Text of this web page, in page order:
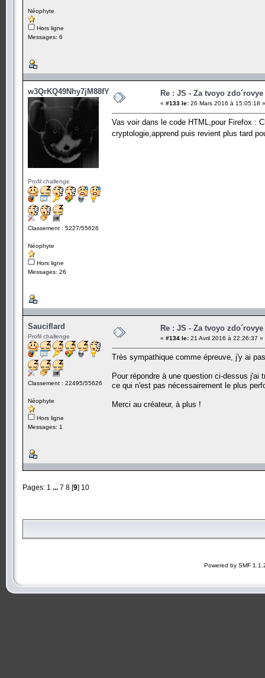
Néophyte
Hors ligne
Messages: 6
w3QrKQ49Nhy7jM88fY5
Profil challenge
Classement : 5227/55626
Néophyte
Hors ligne
Messages: 26
Re : JS - Za tvoyo zdo´rovye
« #133 le: 26 Mars 2016 à 15:05:18 »
Vas voir dans le code HTML,pour Firefox :
cryptologie,apprend puis revient plus tard
Sauciflard
Profil challenge
Classement : 22495/55626
Néophyte
Hors ligne
Messages: 1
Re : JS - Za tvoyo zdo´rovye
« #134 le: 21 Avril 2016 à 22:26:37 »
Très sympathique comme épreuve, j'y ai
Pour répondre à une question ci-dessus j'ai
ce qui n'est pas nécessairement le plus
Merci au créateur, à plus !
Pages: 1 ... 7 8 [9] 10
Powered by SMF